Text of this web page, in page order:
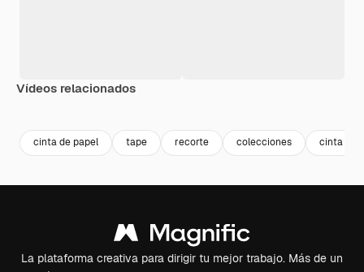
Vídeos relacionados
cinta de papel tape recorte colecciones cinta
La plataforma creativa para dirigir tu mejor trabajo. Más de un